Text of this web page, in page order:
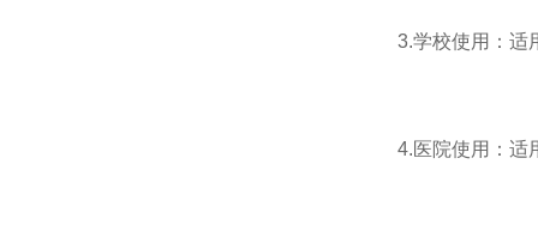
3.学校使用：适用
4.医院使用：适用